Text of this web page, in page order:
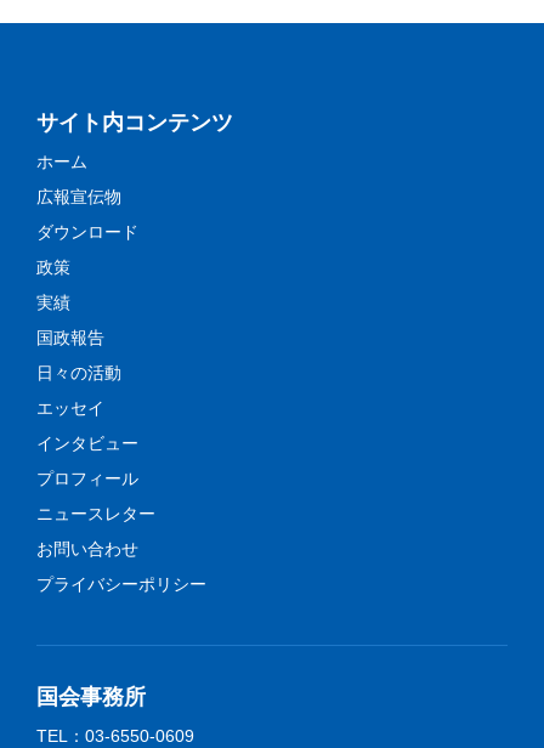
サイト内コンテンツ
ホーム
広報宣伝物
ダウンロード
政策
実績
国政報告
日々の活動
エッセイ
インタビュー
プロフィール
ニュースレター
お問い合わせ
プライバシーポリシー
国会事務所
TEL：03-6550-0609